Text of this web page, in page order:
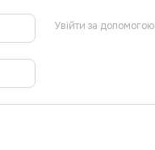
Увійти за допомогою